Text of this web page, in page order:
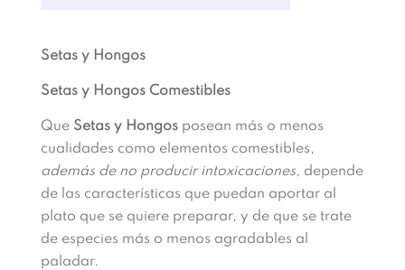
Setas y Hongos
Setas y Hongos Comestibles
Que Setas y Hongosposean más o menos
cualidades como elementos comestibles,
además de no producir intoxicaciones, depende
de las características que puedan aportar al
plato que se quiere preparar, y de que se trate
de especies más o menos agradables al
paladar.